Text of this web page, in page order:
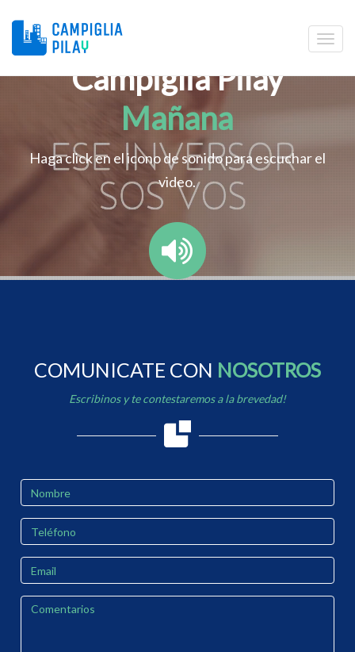
Campiglia Pilay
Mañana
Haga click en el icono de sonido para escuchar el
video.
COMUNICATE CON NOSOTROS
Escribinos y te contestaremos a la brevedad!